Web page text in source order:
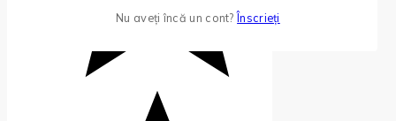
Nu aveți încă un cont?Înscrieți